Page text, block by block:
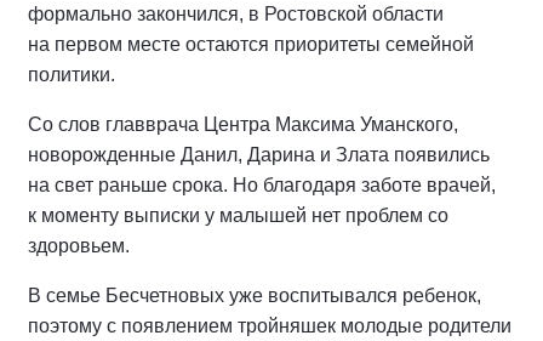
формально закончился, в Ростовской области
на первом месте остаются приоритеты семейной
политики.
Со слов главврача Центра Максима Уманского,
новорожденные Данил, Дарина и Злата появились
на свет раньше срока. Но благодаря заботе врачей,
к моменту выписки у малышей нет проблем со
здоровьем.
В семье Бесчетновых уже воспитывался ребенок,
поэтому с появлением тройняшек молодые родители